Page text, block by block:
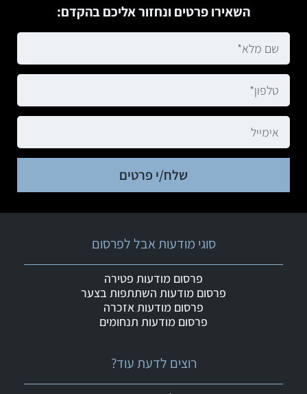
השאירו פרטים ונחזור אליכם בהקדם:
שלח/י פרטים
רוצים לדעת עוד?
סוגי מודעות אבל לפרסום
פרסום מודעות פטירה
פרסום מודעות השתתפות בצער
פרסום מודעות אזכרה
פרסום מודעות תנחומים